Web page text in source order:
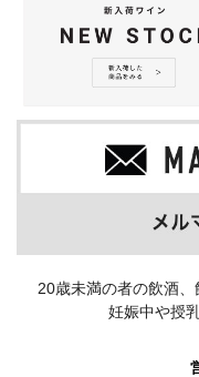
20歳未満の者の飲酒、
妊娠中や授